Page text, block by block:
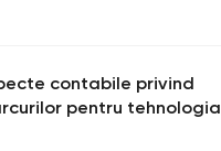
contabile privind
pentru tehnologia